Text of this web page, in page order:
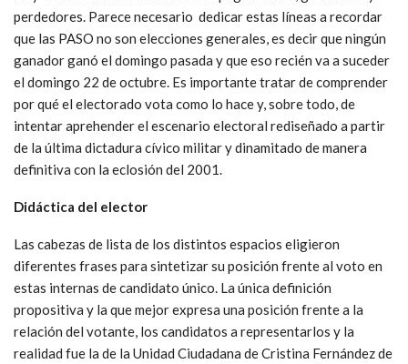
perdedores. Parece necesario dedicar estas líneas a recordar
que las PASO no son elecciones generales, es decir que ningún
ganador ganó el domingo pasada y que eso recién va a suceder
el domingo 22 de octubre. Es importante tratar de comprender
por qué el electorado vota como lo hace y, sobre todo, de
intentar aprehender el escenario electoral rediseñado a partir
de la última dictadura cívico militar y dinamitado de manera
definitiva con la eclosión del 2001.
Didáctica del elector
Las cabezas de lista de los distintos espacios eligieron
diferentes frases para sintetizar su posición frente al voto en
estas internas de candidato único. La única definición
propositiva y la que mejor expresa una posición frente a la
relación del votante, los candidatos a representarlos y la
realidad fue la de la Unidad Ciudadana de Cristina Fernández de